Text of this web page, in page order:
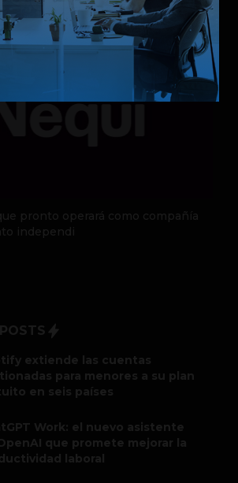
pronto operará como compañía
independi
extiende las cuentas
para menores a su plan
en seis países
Work: el nuevo asistente
que promete mejorar la
laboral